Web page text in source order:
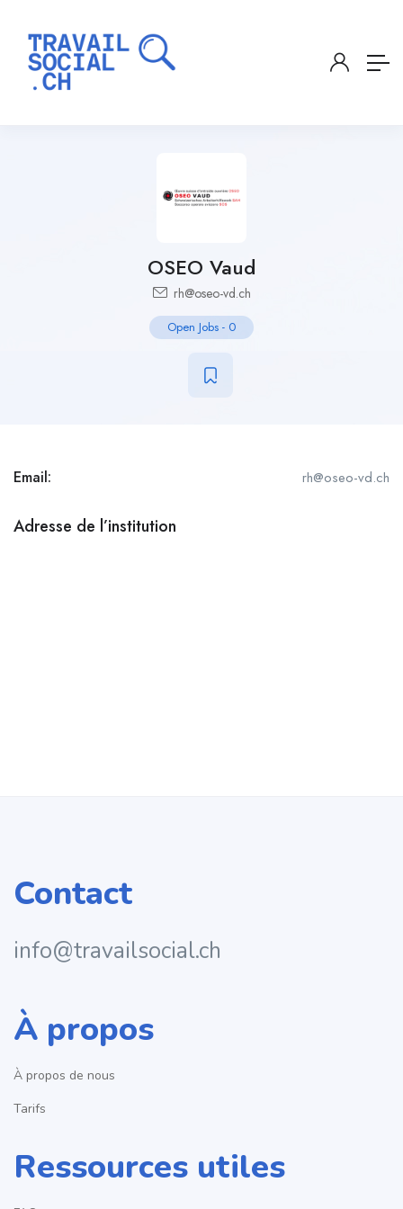
OSEO Vaud
rh@oseo-vd.ch
Open Jobs - 0
Email: rh@oseo-vd.ch
Adresse de l’institution
Contact
info@travailsocial.ch
À propos
À propos de nous
Tarifs
Ressources utiles